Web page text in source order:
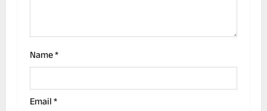
n
Name*
Email*